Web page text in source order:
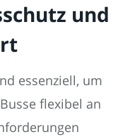
und
essenziell, um
flexibel an